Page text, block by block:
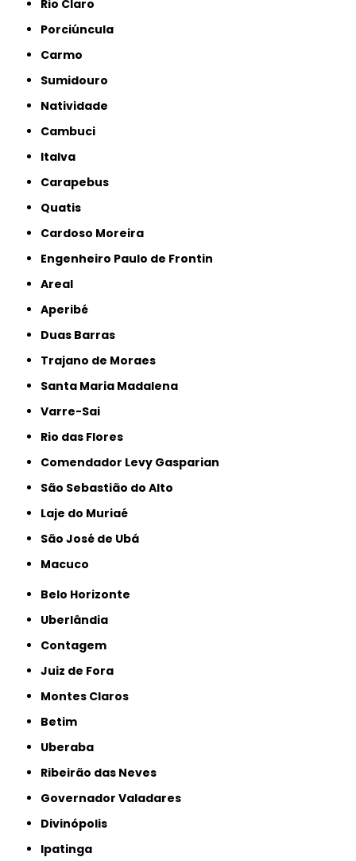
Rio Claro
Porciúncula
Carmo
Sumidouro
Natividade
Cambuci
Italva
Carapebus
Quatis
Cardoso Moreira
Engenheiro Paulo de Frontin
Areal
Aperibé
Duas Barras
Trajano de Moraes
Santa Maria Madalena
Varre-Sai
Rio das Flores
Comendador Levy Gasparian
São Sebastião do Alto
Laje do Muriaé
São José de Ubá
Macuco
Belo Horizonte
Uberlândia
Contagem
Juiz de Fora
Montes Claros
Betim
Uberaba
Ribeirão das Neves
Governador Valadares
Divinópolis
Ipatinga